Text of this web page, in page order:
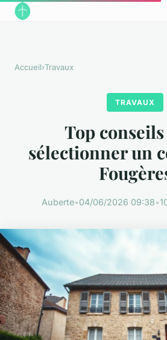
Accueil›Travaux
TRAVAUX
Top
sélectionner un
Auberte•04/06/2026 09:38•